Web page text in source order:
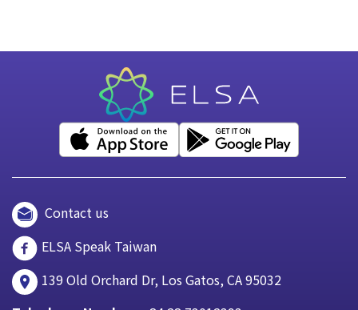
Contact us
ELSA Speak Taiwan
139 Old Orchard Dr, Los Gatos, CA 95032